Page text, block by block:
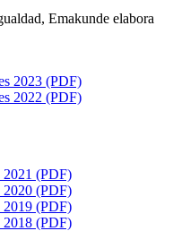
Emakunde elabora
2023 (PDF)
2022 (PDF)
2021 (PDF)
2020 (PDF)
2019 (PDF)
2018 (PDF)